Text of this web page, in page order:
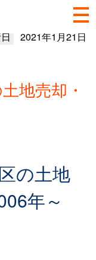
2021年1月21日
地売却・
の土地
年～